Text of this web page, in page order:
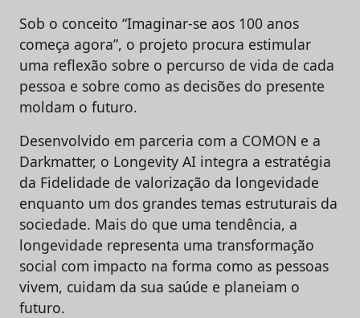
Sob o conceito “Imaginar-se aos 100 anos
começa agora”, o projeto procura estimular
uma reflexão sobre o percurso de vida de cada
pessoa e sobre como as decisões do presente
moldam o futuro.
Desenvolvido em parceria com a COMON e a
Darkmatter, o Longevity AI integra a estratégia
da Fidelidade de valorização da longevidade
enquanto um dos grandes temas estruturais da
sociedade. Mais do que uma tendência, a
longevidade representa uma transformação
social com impacto na forma como as pessoas
vivem, cuidam da sua saúde e planeiam o
futuro.